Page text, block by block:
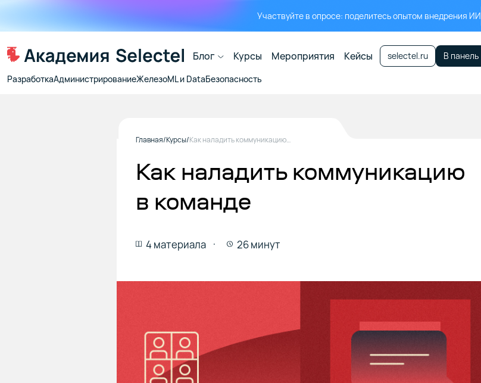
Участвуйте в опросе: поделитесь опытом внедрения ИИ
Блог Курсы Мероприятия Кейсы selectel.ru В панель
РазработкаАдминистрированиеЖелезоML и DataБезопасность
Главная Курсы Как наладить коммуникацию в команде
Как наладить коммуникацию
в команде
4 материала 26 минут